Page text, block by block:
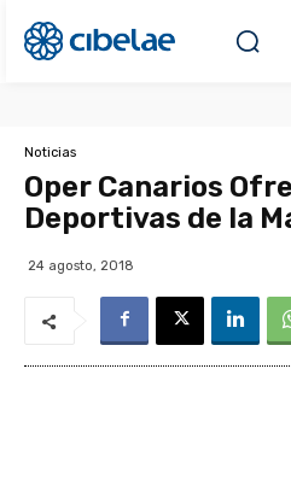
Noticias
Oper Canarios
Deportivas de la
24 agosto, 2018